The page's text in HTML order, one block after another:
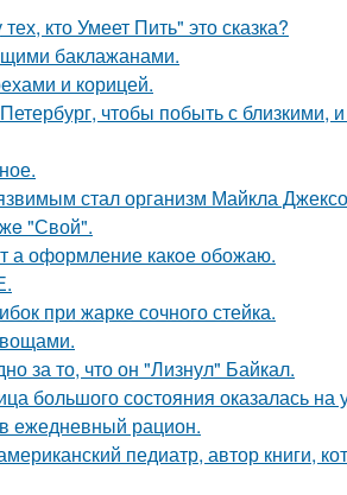
кто Умеет Пить" это сказка?
баклажанами.
и корицей.
чтобы побыть с
стал организм Майкла
"Свой".
а оформление какoе обожаю.
при жарке сочного стейка.
за то, что он "Лизнул" Байкал.
большого состояния оказалась на
ежедневный рацион.
педиатр, автор книги,